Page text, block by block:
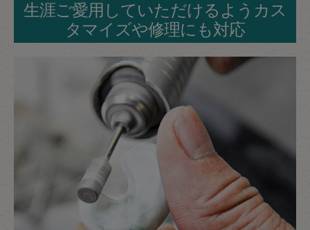
生涯ご愛用していただけるようカス
タマイズや修理にも対応